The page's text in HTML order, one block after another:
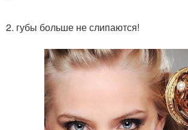
2. губы больше не слипаются!